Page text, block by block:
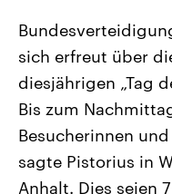
Landtagswahl Sachsen-
2026
Alle Informationen
September 2026 einen
Bundesland von einer
sich erfreut über
diesjährigen „Tag
Bis zum
Besucherinnen
sagte Pistorius in
Anhalt. Dies seien